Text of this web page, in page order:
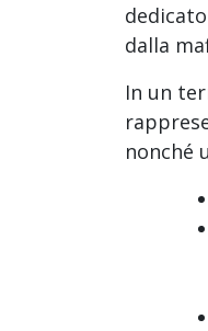
dalla
In un
nonché